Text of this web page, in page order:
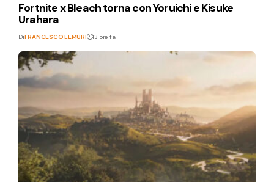
Fortnite x Bleach torna con Yoruichi e Kisuke
Urahara
DiFRANCESCO LEMURI 13 ore fa